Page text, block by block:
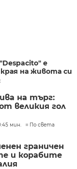
е
на живота си
на търг:
великия гол
мин. По света
граничен
и корабите